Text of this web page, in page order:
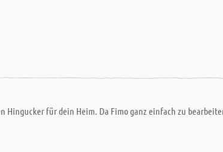
für dein Heim. Da Fimo ganz einfach zu